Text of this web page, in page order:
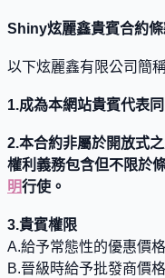
Shiny炫麗鑫貴賓合約
以下炫麗鑫有限公司簡
1.成為本網站貴賓代表
2.本合約非屬於開放式
權利義務包含但不限於
明行使。
3.貴賓權限
A.給予常態性的優惠價
B.晉級時給予批發商價